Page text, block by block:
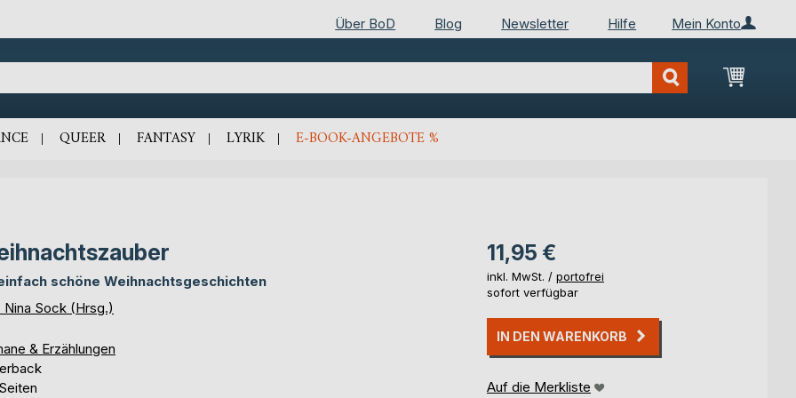
Mein Konto
Über BoD Blog Newsletter Hilfe
Mein
QUEER FANTASY LYRIK E-BOOK-ANGEBOTE %
schöne Weihnachtsgeschichten
Nina Sock (Hrsg.)
& Erzählungen
11,95 €
inkl. MwSt. / portofrei
sofort verfügbar
IN DEN WARENKORB
Auf die Merkliste